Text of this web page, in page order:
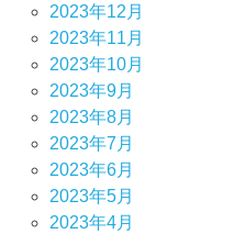
2023年12月
2023年11月
2023年10月
2023年9月
2023年8月
2023年7月
2023年6月
2023年5月
2023年4月